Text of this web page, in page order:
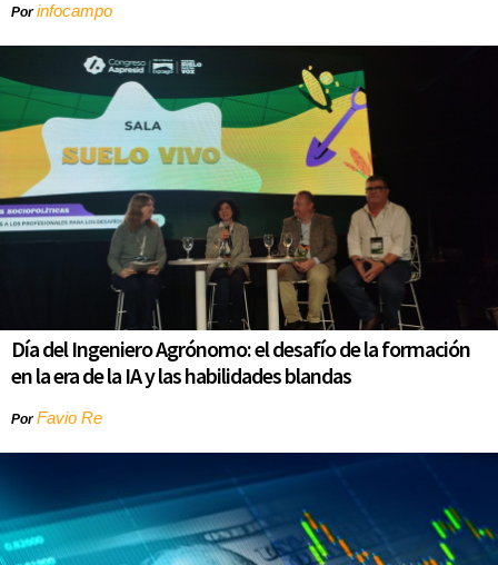
Porinfocampo
Día del Ingeniero Agrónomo: el desafío de la formación
en la era de la IA y las habilidades blandas
PorFavio Re